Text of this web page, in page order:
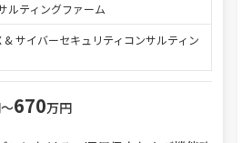
ルティングファーム
& サイバーセキュリティコンサルティン
670万円